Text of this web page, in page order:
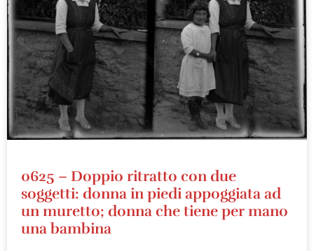
0625 – Doppio ritratto con due
soggetti: donna in piedi appoggiata ad
un muretto; donna che tiene per mano
una bambina